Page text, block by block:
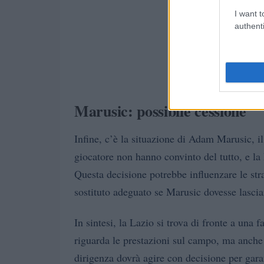
I want
Marusic: possibile cessione
Infine, c’è la situazione di Adam Marusic,
giocatore non hanno convinto del tutto, e
Questa decisione potrebbe influenzare le
sostituto adeguato se Marusic dovesse
In sintesi, la Lazio si trova di fronte a una
riguarda le prestazioni sul campo, ma
dirigenza dovrà agire con decisione per